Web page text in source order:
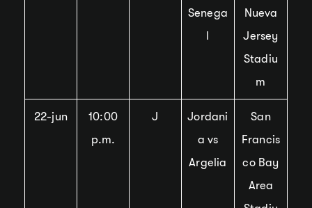
Senega
l
Nueva
Jersey
Stadiu
m
22-jun
10:00
p.m.
J
Jordani
a vs
Argelia
San
Francis
co Bay
Area